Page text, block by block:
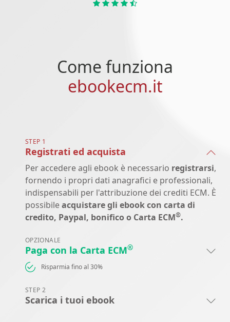
Come funziona
ebookecm.it
STEP 1
Registrati ed acquista
Per accedere agli ebook è necessario registrarsi,
fornendo i propri dati anagrafici e professionali,
indispensabili per l'attribuzione dei crediti ECM. È
possibileacquistare gli ebook con carta di
credito, Paypal, bonifico o Carta ECM®.
OPZIONALE
Paga con la Carta ECM®
Risparmia fino al 30%
STEP 2
Scarica i tuoi ebook